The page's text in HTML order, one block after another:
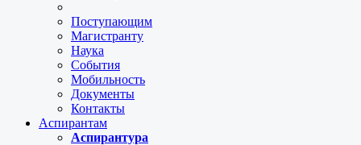
Поступающим
Магистранту
Наука
События
Мобильность
Документы
Контакты
Аспирантам
Аспирантура